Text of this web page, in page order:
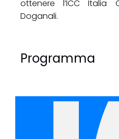
ottenere l’ICC Italia
Doganali.
Programma